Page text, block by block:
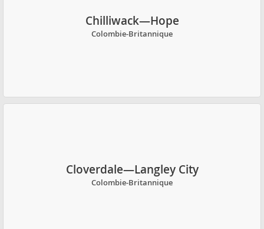
Chilliwack—Hope
Colombie-Britannique
Cloverdale—Langley City
Colombie-Britannique